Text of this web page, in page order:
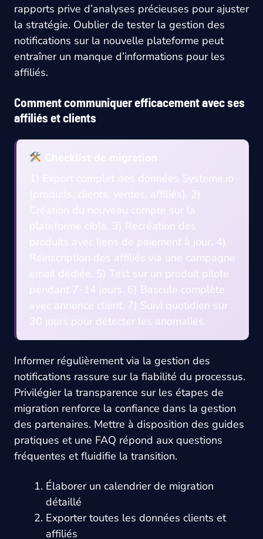
rapports prive d’analyses précieuses pour ajuster
la stratégie. Oublier de tester la gestion des
notifications sur la nouvelle plateforme peut
entraîner un manque d’informations pour les
affiliés.
Comment communiquer efficacement avec ses
affiliés et clients
Checklist de migration
1) Export complet des données Systeme.io
(produits, clients, ventes, affiliés). 2)
Création du nouveau compte sur la
plateforme cible. 3) Recréation des
produits avec liens de paiement à jour. 4)
Réinscription des affiliés via une campagne
email dédiée. 5) Test sur un produit pilote
pendant 7-14 jours. 6) Bascule complète
avec annonce client. 7) Suivi quotidien sur
30 jours pour détecter les anomalies.
Informer régulièrement via la gestion des
notifications rassure sur la fiabilité du processus.
Privilégier la transparence sur les étapes de
migration renforce la confiance dans la gestion
des partenaires. Mettre à disposition des guides
pratiques et une FAQ répond aux questions
fréquentes et fluidifie la transition.
Élaborer un calendrier de migration
détaillé
Exporter toutes les données clients et
affiliés